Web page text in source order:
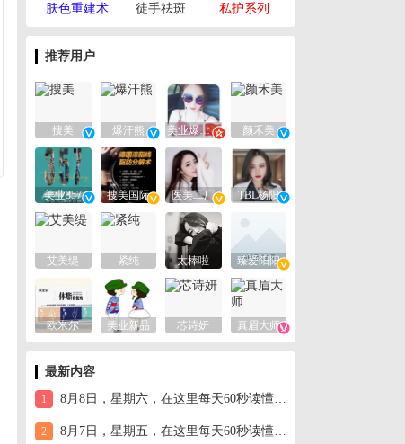
肤色重建术
徒手祛斑 私护系列
推荐用户
搜美 爆汗熊 美业爆款平台 颜禾美
美业357 搜美国际 医美工厂 TBL杨阳
艾美缇 紧纯 太棒啦 臻爱阳阳
欧米尔 美业新品 芯诗妍 真眉大师
最新内容
1 8月8日，星期六，在这里每天60秒读懂世界！
2 8月7日，星期五，在这里每天60秒读懂世界！